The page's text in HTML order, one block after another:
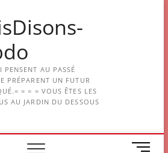
PENSENT AU PASSÉ
PRÉPARENT UN FUTUR
= = = VOUS ÊTES LES
AU JARDIN DU DESSOUS
M